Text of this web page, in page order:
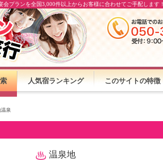
プランを全国3,000件以上からお客様に合わせてご手配します！
人気宿ランキング このサイトの特徴
泉
温泉地